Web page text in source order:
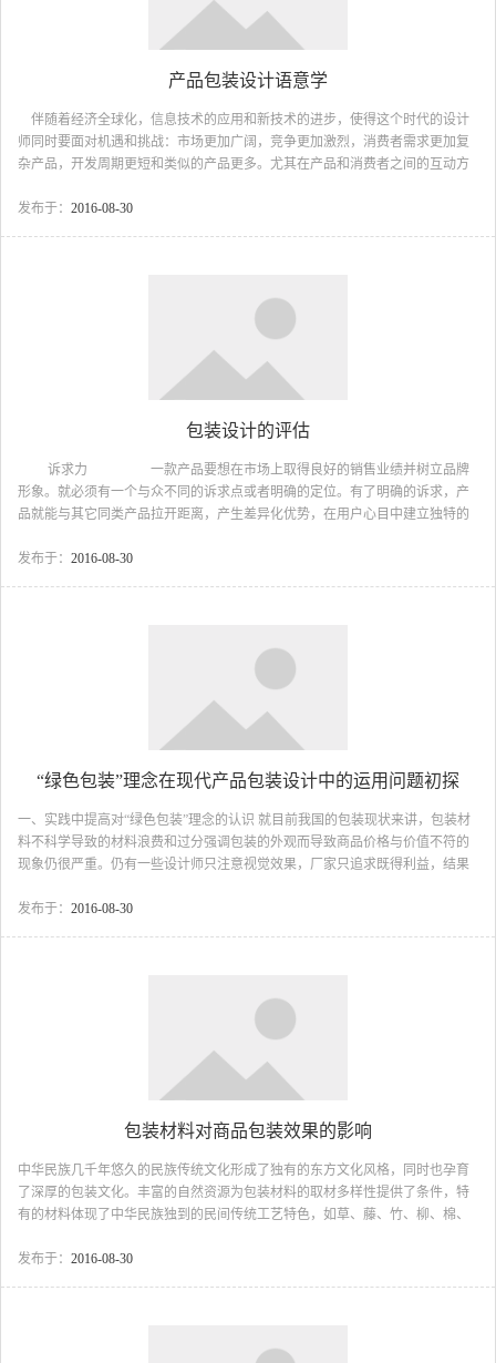
产品包装设计语意学
伴随着经济全球化，信息技术的应用和新技术的进步，使得这个时代的设计
师同时要面对机遇和挑战：市场更加广阔，竞争更加激烈，消费者需求更加复
杂产品，开发周期更短和类似的产品更多。尤其在产品和消费者之间的互动方
到一种有效的应对之道。另一方面，产品语意学自1950年德国乌尔姆设计学院
域，包括使用者的界面设计，人机因素等。如今，在新的时代...
发布于： 2016-08-30
包装设计的评估
诉求力 一款产品要想在市场上取得良好的销售业绩并树立品牌
形象。就必须有一个与众不同的诉求点或者明确的定位。有了明确的诉求，产
品就能与其它同类产品拉开距离，产生差异化优势，在用户心目中建立独特的
同时，包装设计还要同其它营销传播手段相统一，例如广告、公关、促销等活
发布于： 2016-08-30
“绿色包装”理念在现代产品包装设计中的运用问题初探
一、实践中提高对“绿色包装”理念的认识 就目前我国的包装现状来讲，包装材
料不科学导致的材料浪费和过分强调包装的外观而导致商品价格与价值不符的
现象仍很严重。仍有一些设计师只注意视觉效果，厂家只追求既得利益，结果
消费者对华贵的需求，采用远远超出月饼本身价值的昂贵材料进行繁复包装，
发布于： 2016-08-30
包装材料对商品包装效果的影响
中华民族几千年悠久的民族传统文化形成了独有的东方文化风格，同时也孕育
了深厚的包装文化。丰富的自然资源为包装材料的取材多样性提供了条件，特
有的材料体现了中华民族独到的民间传统工艺特色，如草、藤、竹、柳、棉、
文化特色，也形成了中国包装独有的视觉形象。 包装设计是商业化的工作，设
接触更直观、更具体。包装材料在商品包装中都承担着信息...
发布于： 2016-08-30